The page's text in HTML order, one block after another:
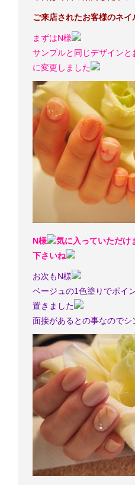
ご来店されたお客様のネ
まずはN様
サンプルと同じデザイン
に変更しました
N様
気に入っていただけ
下さいね
お次もN様
ベージュの1色塗りでポイ
置きました
面接があるとの事なのでシ